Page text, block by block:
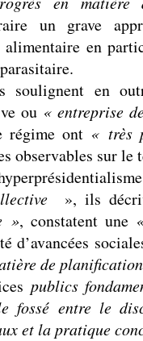
un grave
alimentaire en
soulignent en
ou « entreprise
régime ont « très
observables sur le
», ils
», constatent une
d’avancées
de
publics
fossé entre le
et la pratique